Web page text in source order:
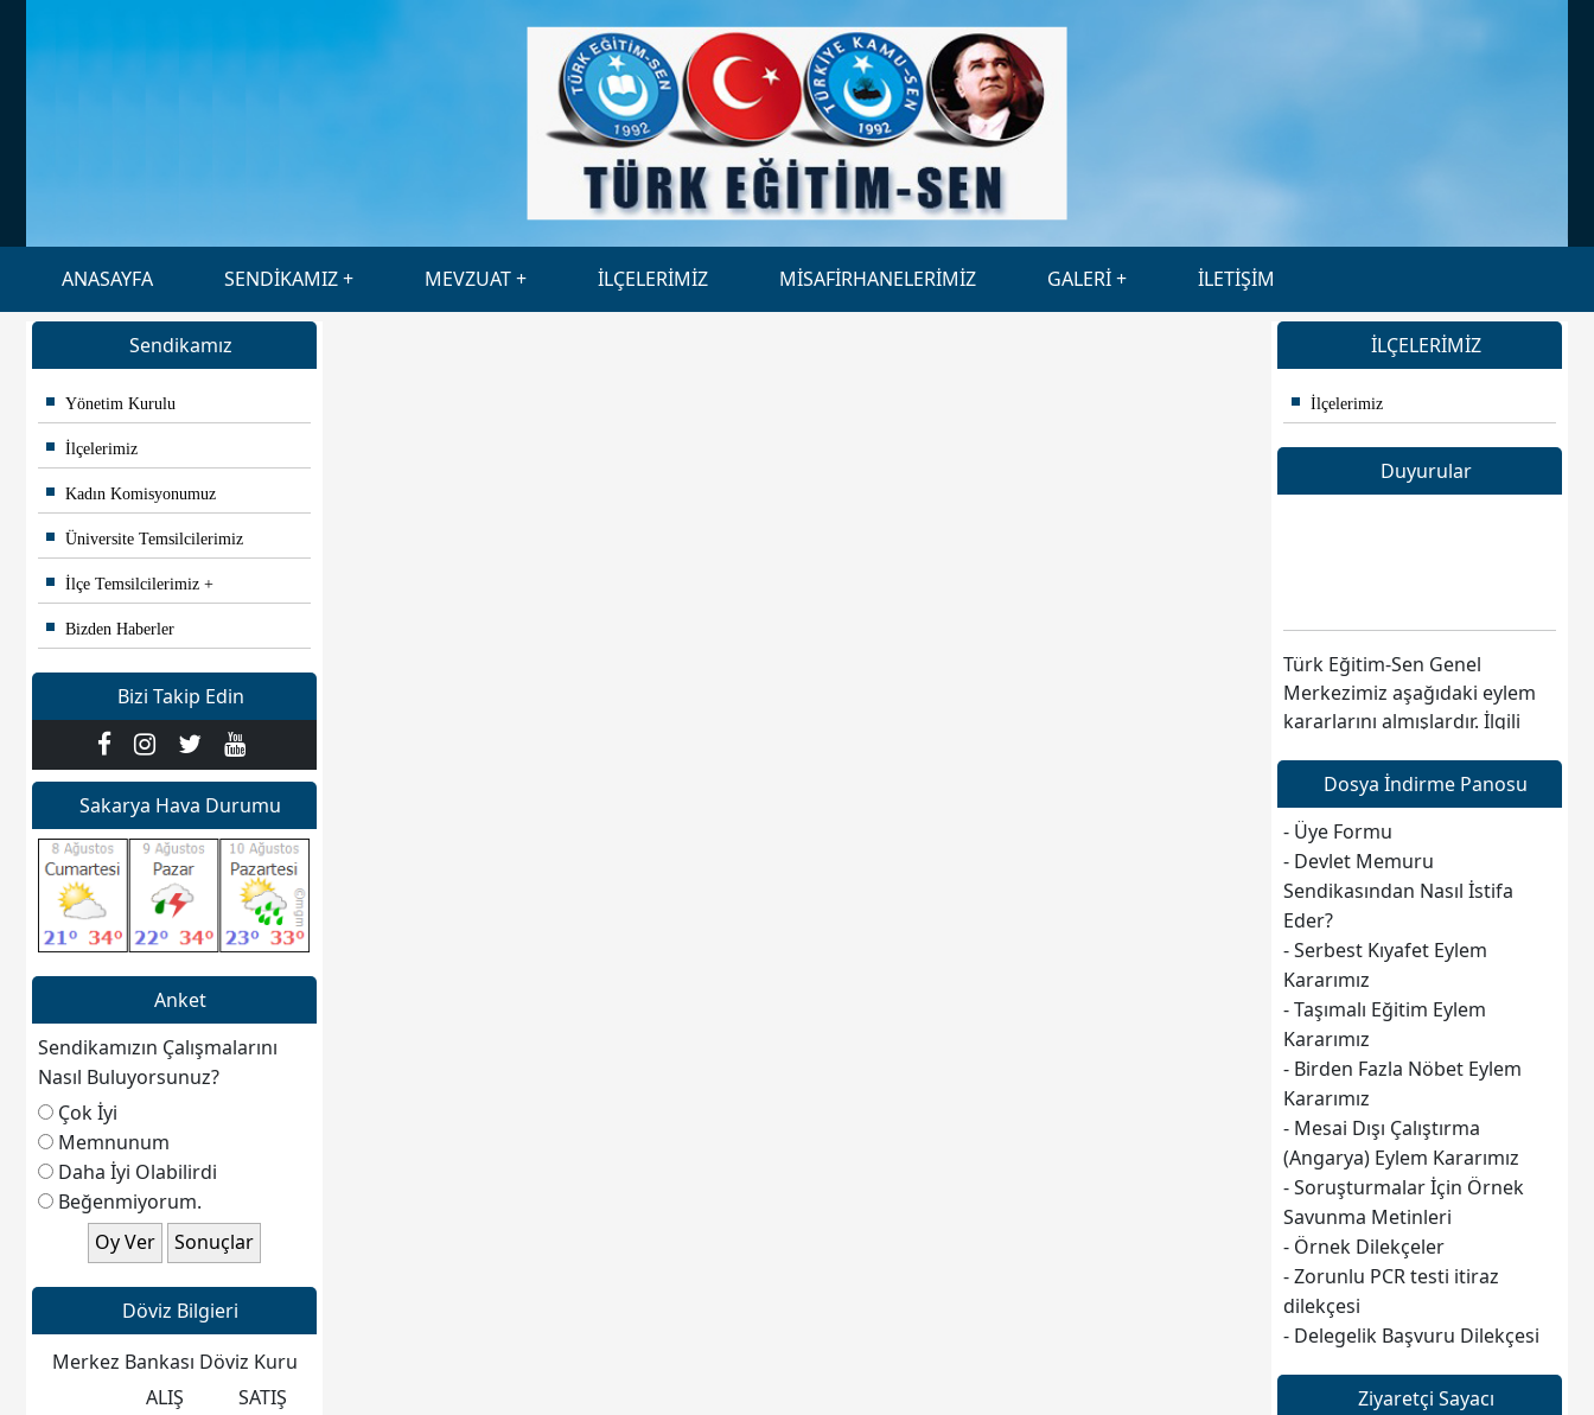
ANASAYFA SENDİKAMIZ MEVZUAT İLÇELERİMİZ MİSAFİRHANELERİMİZ GALERİ İLETİŞİM
Sendikamız
Yönetim Kurulu
İlçelerimiz
Kadın Komisyonumuz
Üniversite Temsilcilerimiz
İlçe Temsilcilerimiz
Bizden Haberler
Bizi Takip Edin
Sakarya Hava Durumu
Anket
Sendikamızın Çalışmalarını
Nasıl Buluyorsunuz?
Çok İyi
Memnunum
Daha İyi Olabilirdi
Beğenmiyorum.
Döviz Bilgieri
Merkez Bankası Döviz Kuru
ALIŞ
SATIŞ
İLÇELERİMİZ
İlçelerimiz
Duyurular
Türk Eğitim-Sen Genel
Merkezimiz aşağıdaki eylem
kararlarını almışlardır. İlgili
sayfamızın sağ tarafında
dosya indirme Panosu
bölümündedir.
1-Serbest Kıyafet Eylem
Kararı,
2-Mesai Saatleri Dışındaki
Angarya Görevleri Yerine
Getirmeme Eylem Kararı,
3-Tam Gün Eğitim Yapan
Okullarda Öğle Arası Nöbet
Tutmama Eylem Karar,
4-Öğrencilerin Özel Servis
veya Taşımalı Eğitim
Kapsamında Taşıma Servisi İle
Geldikleri Okullarda Nöbetçi
Öğretmenlere Servislerle İlgili
Angarya Görevleri Yerine
Getirmeme Eylem Kararı,
5- Haftada Birden Fazla Nöbet
Görevi Verilen Üyelerimizin İlk
Nöbetten Sonraki Nöbet
Görevlerini Yerine Getirmeme
Eylem Kararı
Dosya İndirme Panosu
- Üye Formu
- Devlet Memuru
Sendikasından Nasıl İstifa
Eder?
- Serbest Kıyafet Eylem
Kararımız
- Taşımalı Eğitim Eylem
Kararımız
- Birden Fazla Nöbet Eylem
Kararımız
- Mesai Dışı Çalıştırma
(Angarya) Eylem Kararımız
- Soruşturmalar İçin Örnek
Savunma Metinleri
- Örnek Dilekçeler
- Zorunlu PCR testi itiraz
dilekçesi
- Delegelik Başvuru Dilekçesi
Ziyaretçi Sayacı